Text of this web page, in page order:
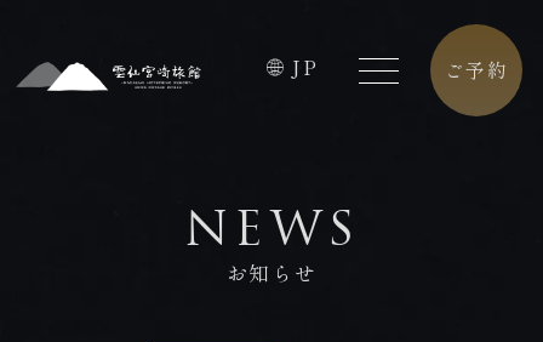
JP ご予約
館内施設
CAFE
NEWS
お知らせ